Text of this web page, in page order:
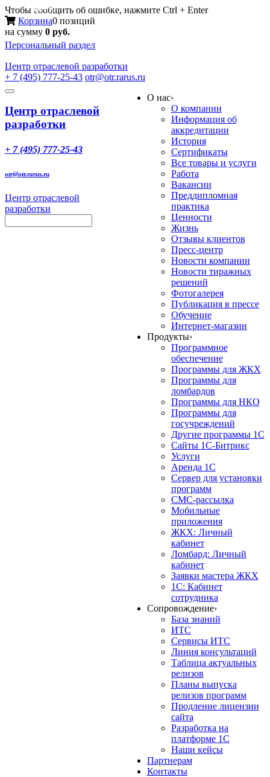
Чтобы сообщить об ошибке, нажмите Ctrl + Enter
Корзина0 позиций
на сумму 0 руб.
Персональный раздел
Центр отраслевой разработки
+ 7 (495) 777-25-43 otr@otr.rarus.ru
Toggle
Меню
Центр отраслевой
разработки
+ 7 (495) 777-25-43
otr@otr.rarus.ru
Центр отраслевой
разработки
О нас›
О компании
Информация об
аккредитации
История
Сертификаты
Все товары и услуги
Работа
Вакансии
Преддипломная
практика
Ценности
Жизнь
Отзывы клиентов
Пресс-центр
Новости компании
Новости тиражных
решений
Фотогалерея
Публикация в прессе
Обучение
Интернет-магазин
Продукты›
Программное
обеспечение
Программы для ЖКХ
Программы для
ломбардов
Программы для НКО
Программы для
госучреждений
Другие программы 1С
Сайты 1С-Битрикс
Услуги
Аренда 1С
Сервер для установки
программ
СМС-рассылка
Мобильные
приложения
ЖКХ: Личный
кабинет
Ломбард: Личный
кабинет
Заявки мастера ЖКХ
1С: Кабинет
сотрудника
Сопровождение›
База знаний
ИТС
Сервисы ИТС
Линия консультаций
Таблица актуальных
релизов
Планы выпуска
релизов программ
Продление лицензии
сайта
Разработка на
платформе 1С
Наши кейсы
Партнерам
Контакты